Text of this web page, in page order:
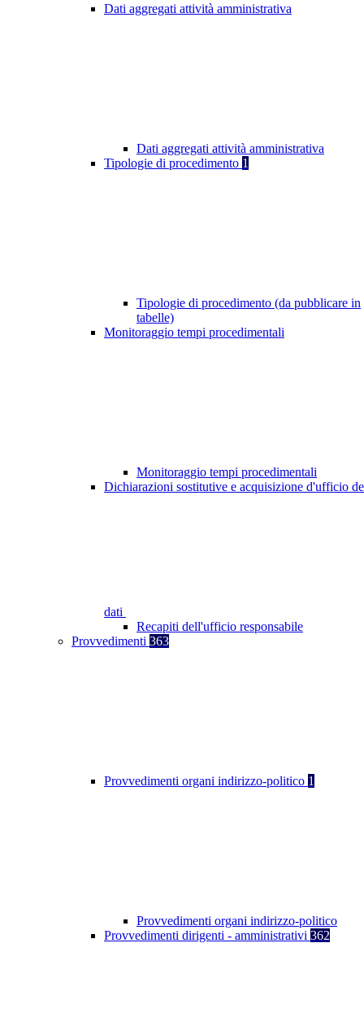
Dati aggregati attività amministrativa
Dati aggregati attività amministrativa
Tipologie di procedimento 1
Tipologie di procedimento (da pubblicare in
tabelle)
Monitoraggio tempi procedimentali
Monitoraggio tempi procedimentali
Dichiarazioni sostitutive e acquisizione d'ufficio
dati
Recapiti dell'ufficio responsabile
Provvedimenti 363
Provvedimenti organi indirizzo-politico 1
Provvedimenti organi indirizzo-politico
Provvedimenti dirigenti - amministrativi 362